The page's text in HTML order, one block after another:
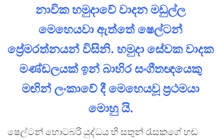
නාවික හමුදාවේ වාදන මඩුල්ල
මෙහෙයවා ඇත්තේ ෂෙල්ටන්
ප්‍රේමරත්නයන් විසිනි. හමුදා සේවක වාදක
මණ්ඩලයක් ඉන් බාහිර සංගීතඥයෙකු
මඟින් ලංකාවේ දී මෙහෙයවූ ප්‍රථමයා
මොහු යි.
ෂෙල්ටන් හොටබරි යුද්ධය හි සතුන් රැසකගේ හඬ